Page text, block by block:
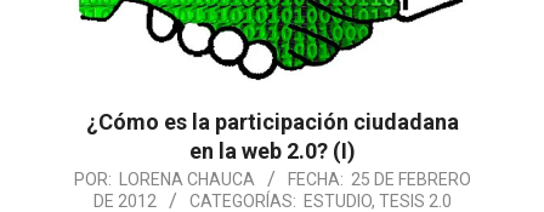
¿Cómo es la participación ciudadana
en la web 2.0? (I)
POR: LORENA CHAUCA FECHA: 25 DE FEBRERO
DE 2012
CATEGORÍAS: ESTUDIO, TESIS 2.0